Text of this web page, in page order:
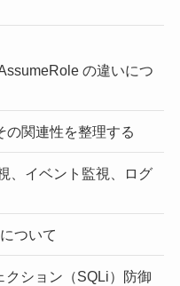
の違いにつ
の関連性を整理する
、イベント監視、ログ
ついて
クション（SQLi）防御